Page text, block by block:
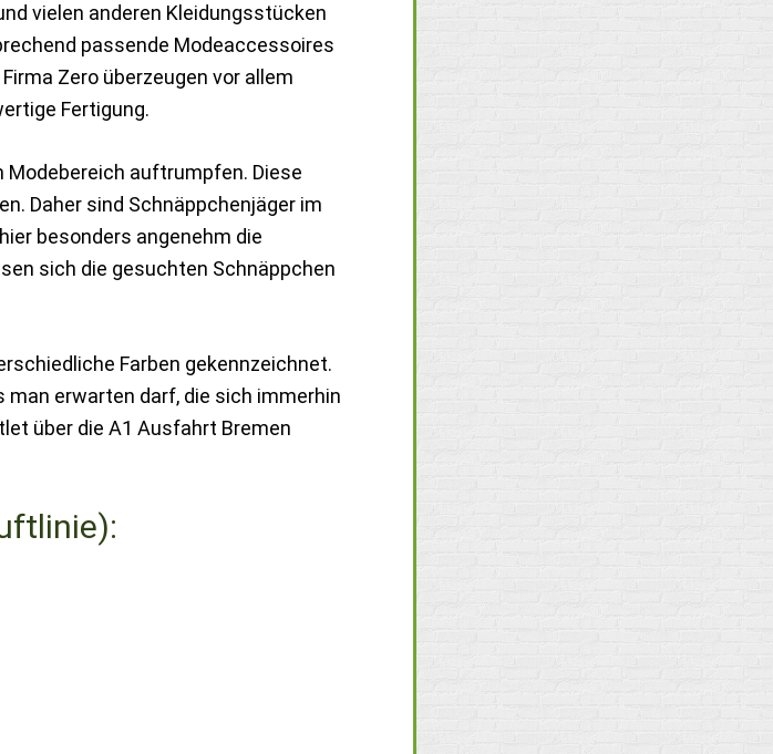
vielen anderen Kleidungsstücken
passende Modeaccessoires
Zero überzeugen vor allem
Fertigung.
Modebereich auftrumpfen. Diese
Daher sind Schnäppchenjäger im
besonders angenehm die
sich die gesuchten Schnäppchen
Farben gekennzeichnet.
man erwarten darf, die sich immerhin
über die A1 Ausfahrt Bremen